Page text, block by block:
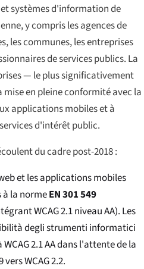
systèmes d'information de
y compris les agences de
les communes, les entreprises
de services publics. La
— le plus significativement
mise en pleine conformité avec la
applications mobiles et à
d'intérêt public.
du cadre post-2018 :
et les applications mobiles
la normeEN 301 549
WCAG 2.1 niveau AA). Les
degli strumenti informatici
2.1 AA dans l'attente de la
WCAG 2.2.